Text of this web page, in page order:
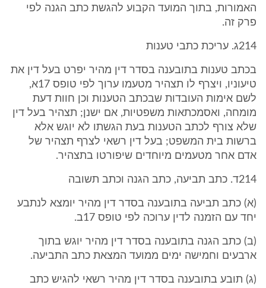
האמורות, בתוך המועד הקבוע להגשת כתב הגנה לפי
פרק זה.
214ג. עריכת כתבי טענות
בכתב טענות בתובענה בסדר דין מהיר יפרט בעל דין את
טיעוניו, ויצרף לו תצהיר מטעמו ערוך לפי טופס 17א,
לשם אימות העובדות שבכתב הטענות וכן חוות דעת
מומחה, ואסמכתאות משפטיות, אם ישנן; תצהיר בעל דין
שלא צורף לכתב הטענות בעת הגשתו לא יוגש אלא
ברשות בית המשפט; בעל דין רשאי לצרף תצהיר של
אדם אחר מטעמים מיוחדים שיפורטו בתצהיר.
214ד. כתב תביעה, כתב הגנה וכתב תשובה
(א) כתב תביעה בתובענה בסדר דין מהיר יומצא לנתבע
יחד עם הזמנה לדין ערוכה לפי טופס 17ב.
(ב) כתב הגנה בתובענה בסדר דין מהיר יוגש בתוך
ארבעים וחמישה ימים ממועד המצאת כתב התביעה.
(ג) תובע בתובענה בסדר דין מהיר רשאי להגיש כתב